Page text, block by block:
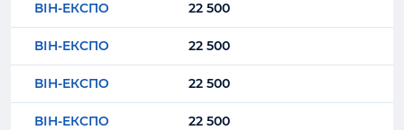
ВІН-ЕКСПО 22 500
ВІН-ЕКСПО 22 500
ВІН-ЕКСПО 22 500
ВІН-ЕКСПО 22 500